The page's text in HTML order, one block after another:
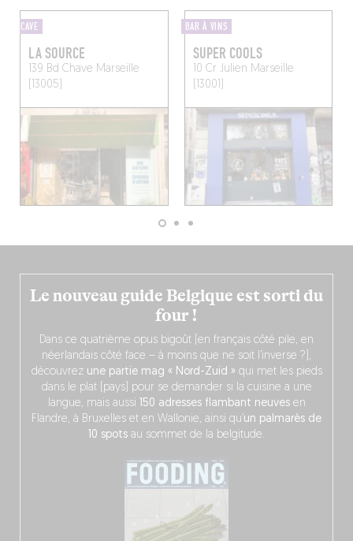
CAVE
LA SOURCE
139 Bd Chave Marseille
(13005)
BAR À VINS
SUPER COOLS
10 Cr Julien Marseille
(13001)
Le nouveau guide Belgique est sorti du
four !
Dans ce quatrième opus bigoût (en français côté pile, en
néerlandais côté face – à moins que ne soit l’inverse ?),
découvrez une partie mag « Nord-Zuid » qui met les pieds
dans le plat (pays) pour se demander si la cuisine a une
langue, mais aussi 150 adresses flambant neuvesen
Flandre, à Bruxelles et en Wallonie, ainsi qu’ un palmarès de
10 spots au sommet de la belgitude.